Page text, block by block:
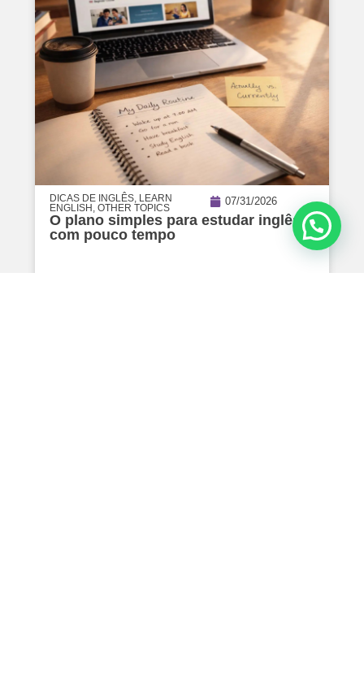
DICAS DE INGLÊS, LEARN
ENGLISH , OTHER TOPICS
07/31/2026
O plano simples para estudar inglês
com pouco tempo